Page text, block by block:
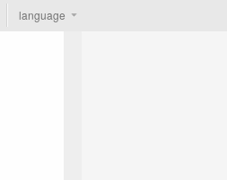
language